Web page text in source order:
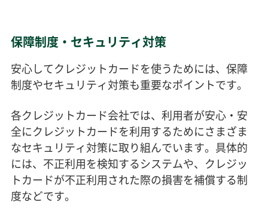
保障制度・セキュリティ対策
安心してクレジットカードを使うためには、保障
制度やセキュリティ対策も重要なポイントです。
各クレジットカード会社では、利用者が安心・安
全にクレジットカードを利用するためにさまざま
なセキュリティ対策に取り組んでいます。具体的
には、不正利用を検知するシステムや、クレジッ
トカードが不正利用された際の損害を補償する制
度などです。